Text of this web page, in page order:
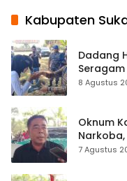
Kabupaten
Dadang
8 Agustus
Oknum
Narkoba,
Calon
7 Agustus